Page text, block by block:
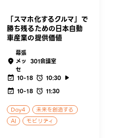
「スマホ化するクルマ」で
勝ち残るための日本自動
車産業の提供価値
幕張
メッ
セ
301会議室
10-18
10:30
10-18
11:30
Day4
未来を創造する
AI
モビリティ